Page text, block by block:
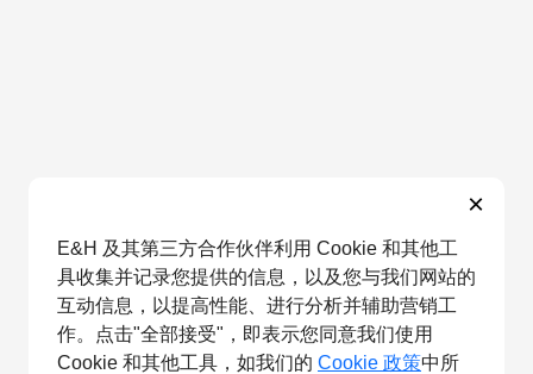
×
E&H 及其第三方合作伙伴利用 Cookie 和其他工
具收集并记录您提供的信息，以及您与我们网站的
互动信息，以提高性能、进行分析并辅助营销工
作。点击"全部接受"，即表示您同意我们使用
Cookie 和其他工具，如我们的 Cookie 政策中所